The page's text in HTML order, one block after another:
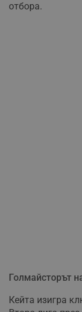
отбора.
Голмайсторът
Кейта изигра